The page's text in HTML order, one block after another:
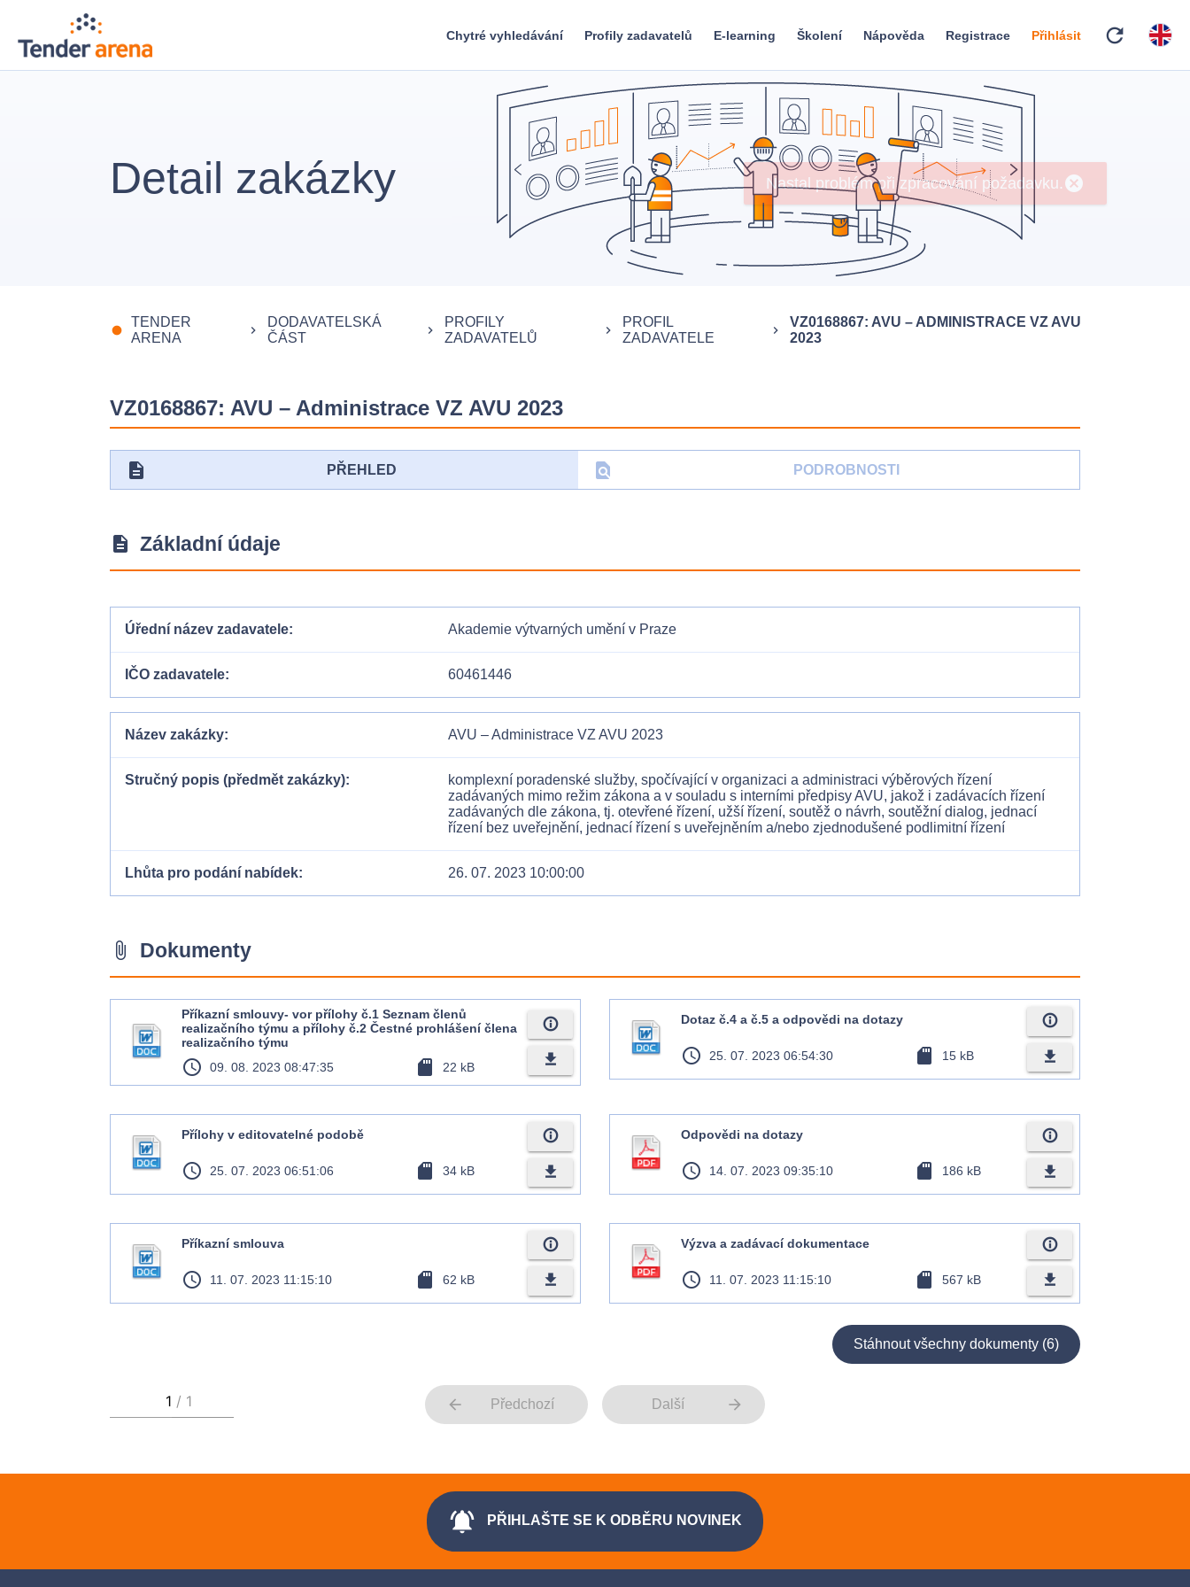
Chytré vyhledávání Profily zadavatelů E-learning Školení Nápověda Registrace Přihlásit refresh
Detail zakázky
fiber_manual_record
TENDER
ARENA
keyboard_arrow_right
DODAVATELSKÁ
ČÁST
keyboard_arrow_right
PROFILY
ZADAVATELŮ
keyboard_arrow_right
PROFIL
ZADAVATELE
keyboard_arrow_right
VZ0168867: AVU – ADMINISTRACE VZ AVU
2023
VZ0168867: AVU – Administrace VZ AVU 2023
description PŘEHLED find_in_page PODROBNOSTI
description Základní údaje
Úřední název zadavatele Akademie výtvarných umění v Praze
IČO zadavatele 60461446
Název zakázky AVU – Administrace VZ AVU 2023
Stručný popis (předmět zakázky)
komplexní poradenské služby, spočívající v organizaci a administraci výběrových řízení
zadávaných mimo režim zákona a v souladu s interními předpisy AVU, jakož i zadávacích řízení
zadávaných dle zákona, tj. otevřené řízení, užší řízení, soutěž o návrh, soutěžní dialog, jednací
řízení bez uveřejnění, jednací řízení s uveřejněním a/nebo zjednodušené podlimitní řízení
Lhůta pro podání nabídek 26. 07. 2023 10:00:00
attach_file Dokumenty
Příkazní smlouvy- vor přílohy č.1 Seznam členů
realizačního týmu a přílohy č.2 Čestné prohlášení člena
realizačního týmu
access_time 09. 08. 2023 08:47:35 sd_card 22 kB
info_outline
file_download
Dotaz č.4 a č.5 a odpovědi na dotazy
access_time 25. 07. 2023 06:54:30 sd_card 15 kB
info_outline
file_download
Přílohy v editovatelné podobě
access_time 25. 07. 2023 06:51:06 sd_card 34 kB
info_outline
file_download
Odpovědi na dotazy
access_time 14. 07. 2023 09:35:10 sd_card 186 kB
info_outline
file_download
Příkazní smlouva
access_time 11. 07. 2023 11:15:10 sd_card 62 kB
info_outline
file_download
Výzva a zadávací dokumentace
access_time 11. 07. 2023 11:15:10 sd_card 567 kB
info_outline
file_download
Stáhnout všechny dokumenty (6)
arrow_back Předchozí Další arrow_forward
notifications_active PŘIHLAŠTE SE K ODBĚRU NOVINEK